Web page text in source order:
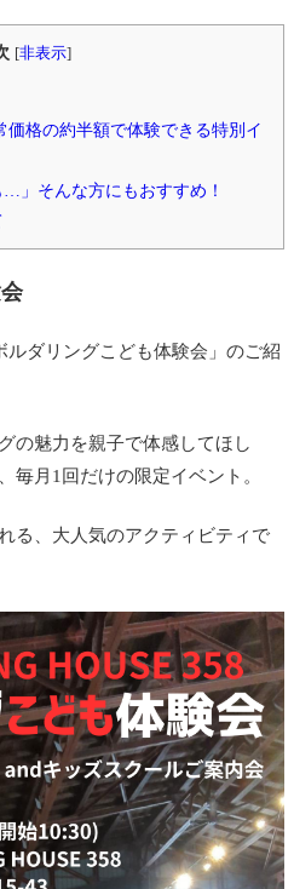
[非表示]
価格の約半額で体験できる特別イ
…」そんな方にもおすすめ！
ダリングこども体験会」のご紹
の魅力を親子で体感してほし
毎月1回だけの限定イベント。
る、大人気のアクティビティで